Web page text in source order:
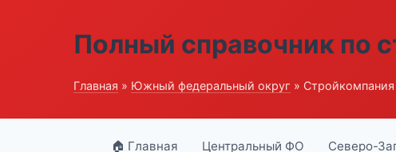
Полный справочник по
Главная » Южный федеральный округ »
🏠 Главная Центральный ФО Северо-